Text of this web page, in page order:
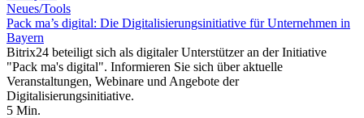
Neues/Tools
Pack ma’s digital: Die Digitalisierungsinitiative für Unternehmen in
Bayern
Bitrix24 beteiligt sich als digitaler Unterstützer an der Initiative
"Pack ma's digital". Informieren Sie sich über aktuelle
Veranstaltungen, Webinare und Angebote der
Digitalisierungsinitiative.
5 Min.